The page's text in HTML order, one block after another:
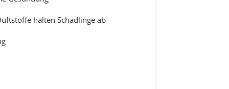
halten Schädlinge ab